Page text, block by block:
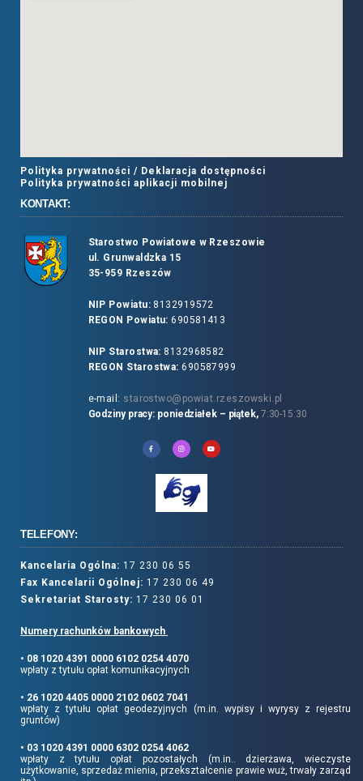
Polityka prywatności / Deklaracja dostępności
Polityka prywatności aplikacji mobilnej
KONTAKT:
Starostwo Powiatowe w Rzeszowie
ul. Grunwaldzka 15
35-959 Rzeszów
NIP Powiatu:8132919572
REGON Powiatu: 690581413
NIP Starostwa: 8132968582
REGON Starostwa: 690587999
e-mail: starostwo@powiat.rzeszowski.pl
Godziny pracy: poniedziałek – piątek, 7:30-15:30
TELEFONY:
Kancelaria Ogólna: 17 230 06 55
Fax Kancelarii Ogólnej: 17 230 06 49
Sekretariat Starosty: 17 230 06 01
Numery rachunków bankowych
• 08 1020 4391 0000 6102 0254 4070
wpłaty z tytułu opłat komunikacyjnych
• 26 1020 4405 0000 2102 0602 7041
wpłaty z tytułu opłat geodezyjnych (m.in. wypisy i wyrysy z rejestru
gruntów)
• 03 1020 4391 0000 6302 0254 4062
wpłaty z tytułu opłat pozostałych (m.in.. dzierżawa, wieczyste
użytkowanie, sprzedaż mienia, przekształcenie prawie wuż, trwały zarząd